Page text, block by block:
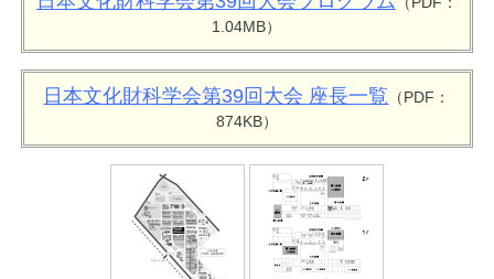
1.04MB）
日本文化財科学会第39回大会 座長一覧 （PDF：
874KB）